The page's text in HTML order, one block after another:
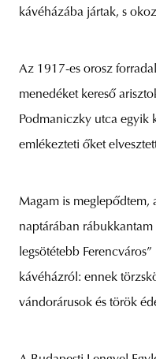
kávéházába jártak, s
Az 1917-es orosz
menedéket kereső
Podmaniczky utca egyik
emlékezteti őket
Magam is meglepődtem,
naptárában rábukkantam
legsötétebb
kávéházról: ennek
vándorárusok és török